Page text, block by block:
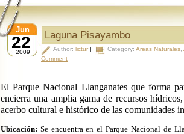
22
Jun
2009
Laguna Pisayambo
Author: lictur | Category: Areas Naturales
Comment
El Parque Nacional Llanganates que forma
encierra una amplia gama de recursos
acerbo cultural e histórico de las comunidades
Ubicación: Se encuentra en el Parque Nacional de